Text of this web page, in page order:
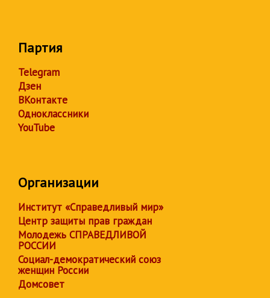
Партия
Telegram
Дзен
ВКонтакте
Одноклассники
YouTube
Организации
Институт «Справедливый мир»
Центр защиты прав граждан
Молодежь СПРАВЕДЛИВОЙ
РОССИИ
Социал-демократический союз
женщин России
Домсовет